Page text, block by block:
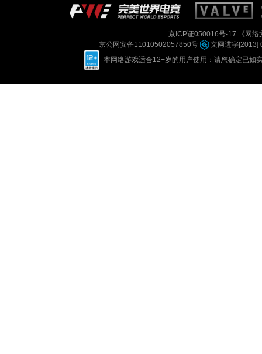
京ICP证050016号-17
《网
京公网安备11010502057850号
文网进字[2013]
本网络游戏适合12+岁的用户使用：请您确定已如